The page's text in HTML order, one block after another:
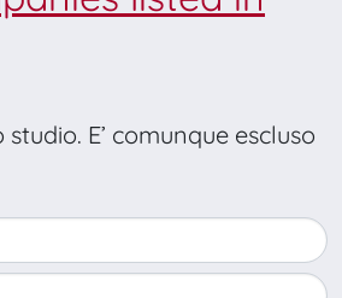
E’ comunque escluso